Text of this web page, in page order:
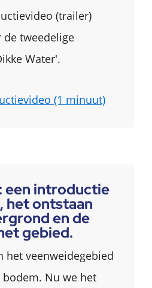
(trailer)
de tweedelige
Water'.
(1 minuut)
een introductie
het ontstaan
en de
gebied.
het veenweidegebied
Nu we het